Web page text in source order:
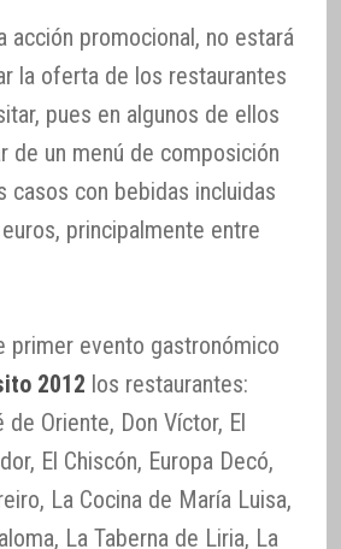
acción promocional, no estará
la oferta de los restaurantes
pues en algunos de ellos
de un menú de composición
casos con bebidas incluidas
principalmente entre
primer evento gastronómico
2012 los restaurantes:
de Oriente, Don Víctor, El
El Chiscón, Europa Decó,
La Cocina de María Luisa,
La Taberna de Liria, La